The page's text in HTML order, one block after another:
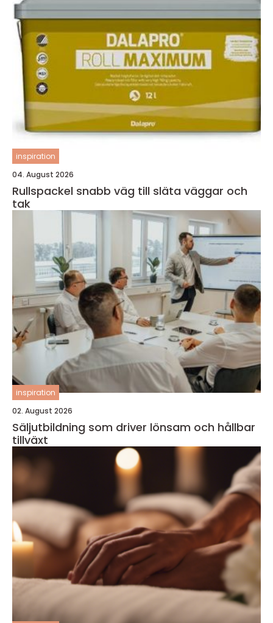
inspiration
04. August 2026
Rullspackel snabb väg till släta väggar och
tak
inspiration
02. August 2026
Säljutbildning som driver lönsam och hållbar
tillväxt